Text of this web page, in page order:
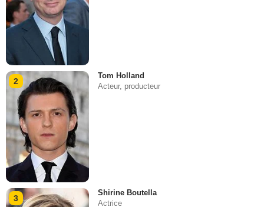
2
Tom Holland
Acteur, producteur
3
Shirine Boutella
Actrice